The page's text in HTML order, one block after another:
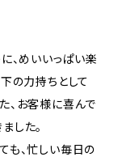
、めいいっぱい楽
の力持ちとして
、お客様に喜んで
した。
も、忙しい毎日の